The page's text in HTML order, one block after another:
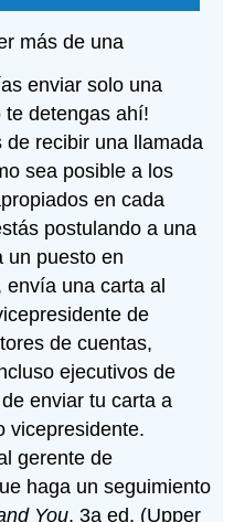
más de una
enviar solo una
te detengas ahí!
recibir una llamada
sea posible a los
en cada
postulando a una
un puesto en
una carta al
de
de cuentas,
ejecutivos de
enviar tu carta a
vicepresidente.
gerente de
haga un seguimiento
You, 3a ed. (Upper